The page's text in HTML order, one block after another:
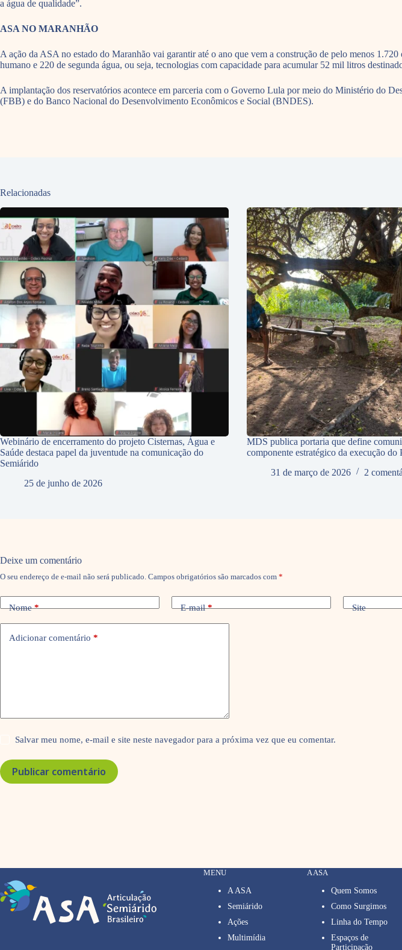
a água de qualidade”.
ASA NO MARANHÃO
A ação da ASA no estado do Maranhão vai garantir até o ano que vem a construção de pelo menos
humano e 220 de segunda água, ou seja, tecnologias com capacidade para acumular 52 mil litros
A implantação dos reservatórios acontece em parceria com o Governo Lula por meio do Ministério do
(FBB) e do Banco Nacional do Desenvolvimento Econômicos e Social (BNDES).
Relacionadas
Webinário de encerramento do projeto Cisternas, Água e
Saúde destaca papel da juventude na comunicação do
Semiárido
25 de junho de 2026
MDS publica portaria que define
componente estratégico da execução do
31 de março de 2026
2
Deixe um comentário
O seu endereço de e-mail não será publicado. Campos obrigatórios são marcados com *
Nome* E-mail* Site
Adicionar comentário *
Salvar meu nome, e-mail e site neste navegador para a próxima vez que eu comentar.
Publicar comentário
MENU
A ASA
Semiárido
Ações
Multimídia
A ASA
Quem Somos
Como Surgimos
Linha do Tempo
Espaços de
Participação